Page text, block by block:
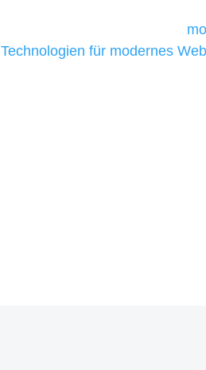
Technologien für modernes